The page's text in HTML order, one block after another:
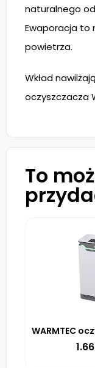
naturalnego
Ewaporacja to
powietrza.
Wkład
oczyszczacza
To